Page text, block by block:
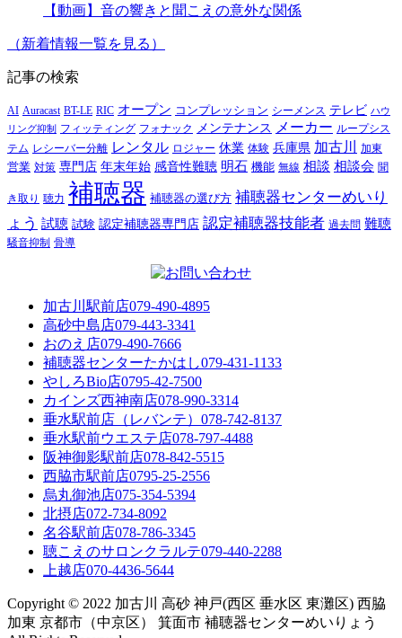
【動画】音の響きと聞こえの意外な関係
（新着情報一覧を見る）
記事の検索
AI Auracast BT-LE RIC オープン コンプレッション シーメンス テレビ ハウ
リング抑制
フィッティング フォナック メンテナンス メーカー ループシス
テム レシーバー分離 レンタル ロジャー 休業 体験 兵庫県 加古川 加東
営業 対策 専門店 年末年始 感音性難聴 明石 機能 無線 相談 相談会 聞
き取り 聴力 補聴器 補聴器の選び方 補聴器センターめいり
ょう 試聴 試験 認定補聴器専門店 認定補聴器技能者 過去問 難聴
騒音抑制 骨導
加古川駅前店079-490-4895
高砂中島店079-443-3341
おのえ店079-490-7666
補聴器センターたかはし079-431-1133
やしろBio店0795-42-7500
カインズ西神南店078-990-3314
垂水駅前店（レバンテ） 078-742-8137
垂水駅前ウエステ店078-797-4488
阪神御影駅前店078-842-5515
西脇市駅前店0795-25-2556
烏丸御池店075-354-5394
北摂店072-734-8092
名谷駅前店078-786-3345
聴こえのサロンクラルテ079-440-2288
上越店070-4436-5644
Copyright © 2022 加古川 高砂 神戸(西区 垂水区 東灘区) 西脇
加東 京都市（中京区） 箕面市 補聴器センターめいりょう